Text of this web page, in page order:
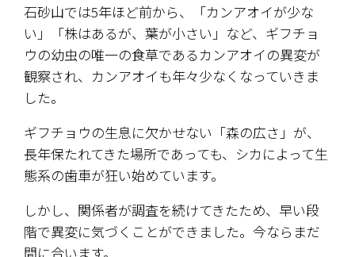
石砂山では5年ほど前から、「カンアオイが少な
い」「株はあるが、葉が小さい」など、ギフチョ
ウの幼虫の唯一の食草であるカンアオイの異変が
観察され、カンアオイも年々少なくなっていきま
した。
ギフチョウの生息に欠かせない「森の広さ」が、
長年保たれてきた場所であっても、シカによって生
態系の歯車が狂い始めています。
しかし、関係者が調査を続けてきたため、早い段
階で異変に気づくことができました。今ならまだ
間に合います。